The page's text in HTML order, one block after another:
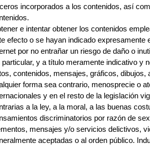
incorporados a los contenidos, así
e intentar obtener los contenidos
efecto o se hayan indicado expresamente
por no entrañar un riesgo de daño o
particular, y a título meramente indicativo y
contenidos, mensajes, gráficos,
forma sea contrario, menosprecie o
y en el resto de la legislación
a la ley, a la moral, a las buenas
discriminatorios por razón de
mensajes y/o servicios delictivos,
aceptadas o al orden público.